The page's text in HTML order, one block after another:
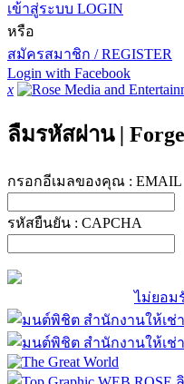
เข้าสู่ระบบ LOGIN
หรือ
สมัครสมาชิก / REGISTER
Login with Facebook
x
ลืมรหัสผ่าน |
กรอกอีเมลของคุณ : EMAIL
รหัสยืนยัน : CAPCHA
ไม่ยอม